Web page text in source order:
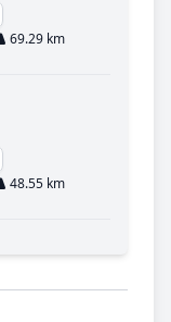
69.29 km
48.55 km